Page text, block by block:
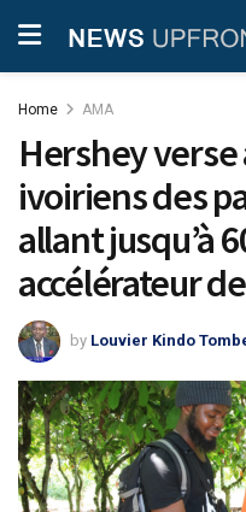
Home AMA
Hershey
ivoiriens des
allant jusqu’à
accélérateur
by Louvier Kindo